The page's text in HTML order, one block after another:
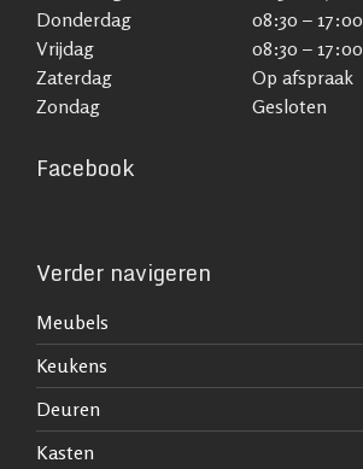
Donderdag
08:30 – 17:00
Vrijdag
08:30 – 17:00
Zaterdag
Op afspraak
Zondag
Gesloten
Facebook
Verder navigeren
Meubels
Keukens
Deuren
Kasten